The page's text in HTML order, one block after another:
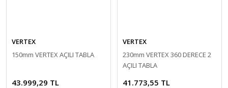
VERTEX
150mm VERTEX AÇILI TABLA
43.999,29 TL
VERTEX
230mm VERTEX 360 DERECE 2
AÇILI TABLA
41.773,55 TL